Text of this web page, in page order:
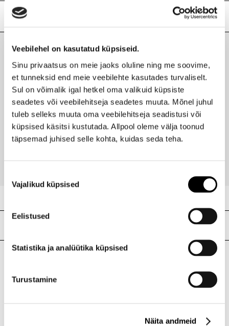
Veebilehel on kasutatud küpsiseid.
Sinu privaatsus on meie jaoks oluline ning me soovime,
et tunneksid end meie veebilehte kasutades turvaliselt.
Sul on võimalik igal hetkel oma valikuid küpsiste
seadetes või veebilehitseja seadetes muuta. Mõnel juhul
tuleb selleks muuta oma veebilehitseja seadistusi või
küpsised käsitsi kustutada. Allpool oleme välja toonud
täpsemad juhised selle kohta, kuidas seda teha.
valik
Vajalikud küpsised
Eelistused
Statistika ja analüütika küpsised
Turustamine
Näita andmeid
AQUA (WATER), SODIUM LAURETH SULFATE, GLYCERIN,
COCAMIDOPROPYL BETAINE, PEG-40 HYDROGENATED
CHAMAEMORUS (CLOUDBERRY) FRUIT JUICE EXTRACT,
PANTHENOL, PEG-7 GLYCERYL COCOATE, SODIUM
BENZOATE, SODIUM PCA, PROPANEDIOL, CITRIC ACID,
POTASSIUM SORBATE, SACCHARIDE ISOMERATE,
PHENOXYETHANOL, ETHYLHEXYLGLYCERIN, SODIUM
CITRATE, PARFUM (FRAGRANCE).
Lisainfo
Laokood
H0183807
Ribakood
6412600843712
Viimati vaadatud tooted
Radiance värskendav näovesi 200ml
Kristiine Kaubanduskeskus